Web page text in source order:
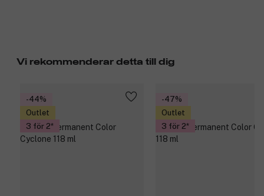
Vi rekommenderar detta till dig
-44%
Outlet
3 för 2
-47%
Outlet
3 för 2